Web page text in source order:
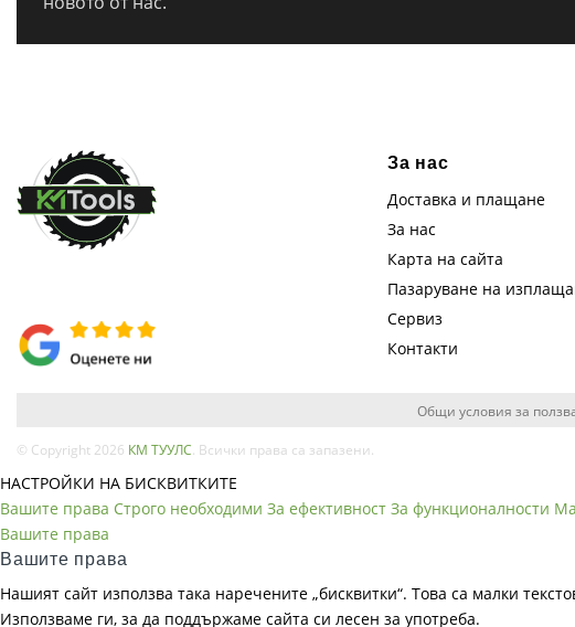
За нас
Доставка и плащане
За нас
Карта на сайта
Пазаруване на
Сервиз
Контакти
Общи условия за
© Copyright 2026 КМ ТУУЛС . Всички права са запазени.
НАСТРОЙКИ НА БИСКВИТКИТЕ
Вашите права Строго необходими За ефективност За функционалности
Вашите права
Вашите права
Нашият сайт използва така наречените „бисквитки“. Това са малки
Използваме ги, за да поддържаме сайта си лесен за употреба.